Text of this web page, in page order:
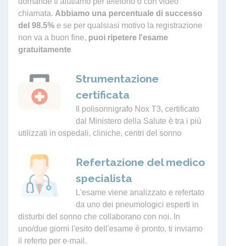
chiamata. Abbiamo una percentuale di successo
del 98.5% e se per qualsiasi motivo la registrazione
non va a buon fine, puoi ripetere l'esame
gratuitamente
Strumentazione
certificata
Il polisonnigrafo Nox T3, certificato
dal Ministero della Salute è tra i più
utilizzati in ospedali, cliniche, centri del sonno
Refertazione del medico
specialista
L'esame viene analizzato e refertato
da uno dei pneumologici esperti in
disturbi del sonno che collaborano con noi. In
uno/due giorni l'esito dell'esame è pronto, ti inviamo
il referto per e-mail.